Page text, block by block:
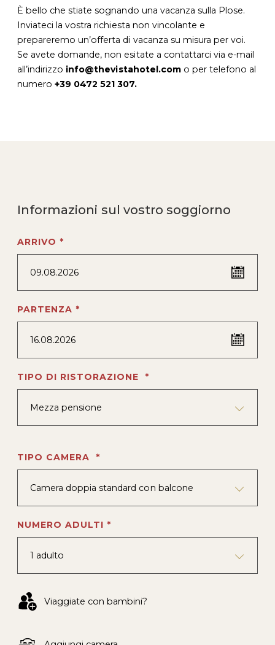
È bello che stiate sognando una vacanza sulla Plose.
Inviateci la vostra richiesta non vincolante e
prepareremo un’offerta di vacanza su misura per voi.
Se avete domande, non esitate a contattarci via e-mail
all’indirizzo info@thevistahotel.como per telefono al
numero+39 0472 521 307.
Informazioni sul vostro soggiorno
ARRIVO *
09.08.2026
PARTENZA *
16.08.2026
TIPO DI RISTORAZIONE *
Mezza pensione
TIPO CAMERA *
Camera doppia standard con balcone
NUMERO ADULTI *
1 adulto
Viaggiate con bambini?